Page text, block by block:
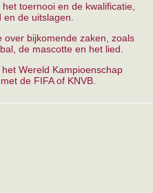
toernooi en de kwalificatie,
de uitslagen.
over bijkomende zaken, zoals
de mascotte en het lied.
Wereld Kampioenschap
de FIFA of KNVB.